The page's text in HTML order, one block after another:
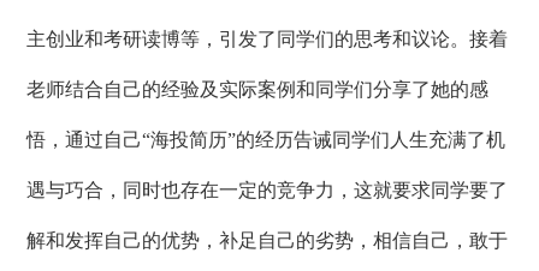
主创业和考研读博等，引发了同学们的思考和议论。接着
老师结合自己的经验及实际案例和同学们分享了她的感
悟，通过自己“海投简历”的经历告诫同学们人生充满了机
遇与巧合，同时也存在一定的竞争力 ，这就要求同学要了
解和发挥自己的优势，补足自己的劣势，相信自己，敢于